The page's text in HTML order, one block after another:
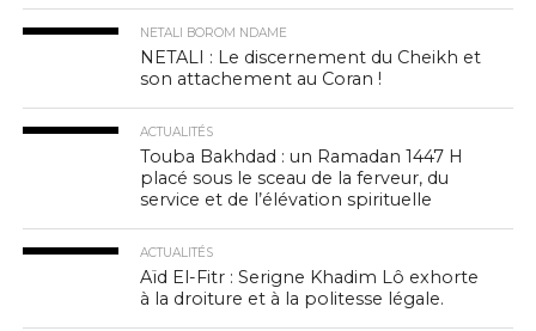
NETALI BOROM NDAME
NETALI : Le discernement du Cheikh et
son attachement au Coran !
ACTUALITÉS
Touba Bakhdad : un Ramadan 1447 H
placé sous le sceau de la ferveur, du
service et de l’élévation spirituelle
ACTUALITÉS
Aïd El-Fitr : Serigne Khadim Lô exhorte
à la droiture et à la politesse légale.